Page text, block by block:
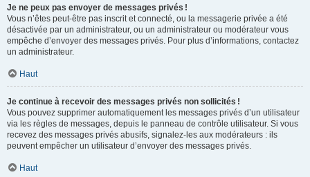
Je ne peux pas envoyer de messages privés !
Vous n’êtes peut-être pas inscrit et connecté, ou la messagerie privée a été
désactivée par un administrateur, ou un administrateur ou modérateur vous
empêche d’envoyer des messages privés. Pour plus d’informations, contactez
un administrateur.
Haut
Je continue à recevoir des messages privés non sollicités !
Vous pouvez supprimer automatiquement les messages privés d’un utilisateur
via les règles de messages, depuis le panneau de contrôle utilisateur. Si vous
recevez des messages privés abusifs, signalez-les aux modérateurs : ils
peuvent empêcher un utilisateur d’envoyer des messages privés.
Haut